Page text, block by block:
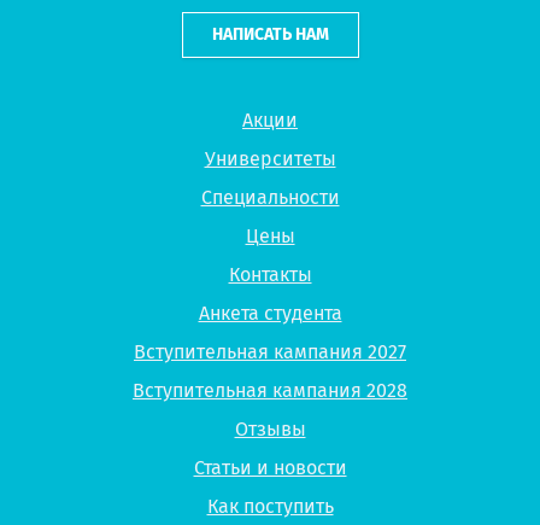
Акции
Университеты
Специальности
Цены
Контакты
Анкета студента
Вступительная кампания 2027
Вступительная кампания 2028
Отзывы
Статьи и новости
Как поступить
НАПИСАТЬ НАМ